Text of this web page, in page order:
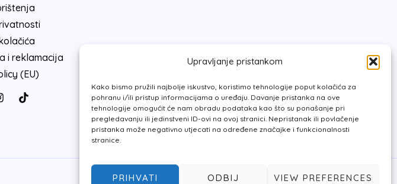
Upravljanje pristankom
Kako bismo pružili najbolje iskustvo, koristimo tehnologije poput kolačića za
pohranu i/ili pristup informacijama o uređaju. Davanje pristanka na ove
tehnologije omogućit će nam obradu podataka kao što su ponašanje pri
pregledavanju ili jedinstveni ID-ovi na ovoj stranici. Nepristanak ili povlačenje
pristanka može negativno utjecati na određene značajke i funkcionalnosti
stranice.
PRIHVATI ODBIJ VIEW PREFERENCES
i reklamacija
(EU)